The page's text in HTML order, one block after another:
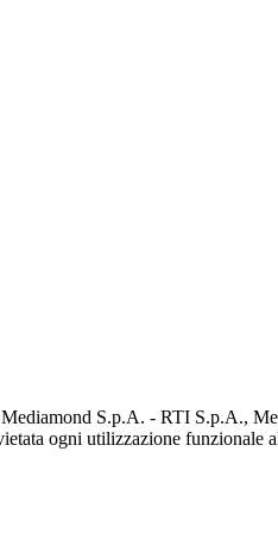
S.p.A. - RTI S.p.A.,
ogni utilizzazione funzionale